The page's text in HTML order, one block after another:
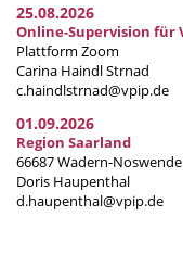
25.08.2026
Online-Supervision für
Plattform Zoom
Carina Haindl Strnad
c.haindlstrnad@vpip.de
01.09.2026
Region Saarland
66687 Wadern-
Doris Haupenthal
d.haupenthal@vpip.de